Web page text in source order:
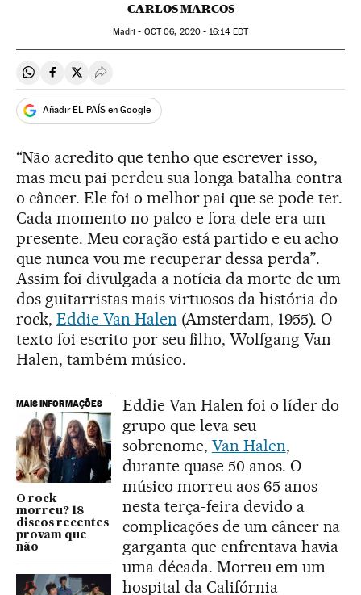
CARLOS MARCOS
Madri - OCT06, 2020 - 16:14EDT
Compartir en Whatsapp
Compartir en Facebook
Compartir en Twitter
Desplegar Redes Sociales
Añadir EL PAÍS en Google
“Não acredito que tenho que escrever isso,
mas meu pai perdeu sua longa batalha contra
o câncer. Ele foi o melhor pai que se pode ter.
Cada momento no palco e fora dele era um
presente. Meu coração está partido e eu acho
que nunca vou me recuperar dessa perda”.
Assim foi divulgada a notícia da morte de um
dos guitarristas mais virtuosos da história do
rock, Eddie Van Halen (Amsterdam, 1955). O
texto foi escrito por seu filho, Wolfgang Van
Halen, também músico.
MAIS INFORMAÇÕES
O rock
morreu? 18
discos recentes
provam que
não
Eddie Van Halen foi o líder do
grupo que leva seu
sobrenome, Van Halen,
durante quase 50 anos. O
músico morreu aos 65 anos
nesta terça-feira devido a
complicações de um câncer na
garganta que enfrentava havia
uma década. Morreu em um
hospital da Califórnia